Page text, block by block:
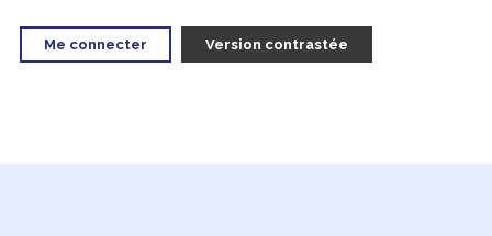
Me connecter Version contrastée